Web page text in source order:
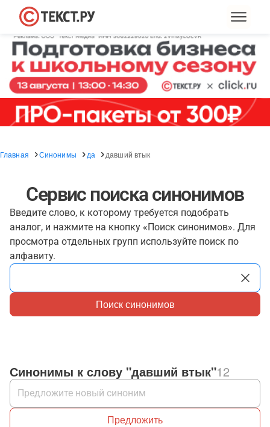
Главная Синонимы да давший втык
Сервис поиска синонимов
Введите слово, к которому требуется подобрать
аналог, и нажмите на кнопку «Поиск синонимов». Для
просмотра отдельных групп используйте поиск по
алфавиту.
Поиск синонимов
Синонимы к слову "давший втык"12
Предложить